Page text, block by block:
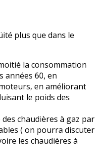
plus que dans le
la consommation
années 60, en
en améliorant
le poids des
chaudières à gaz par
( on pourra discuter
les chaudières à